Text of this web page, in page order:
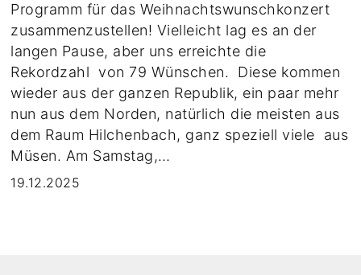
Programm für das Weihnachtswunschkonzert
zusammenzustellen! Vielleicht lag es an der
langen Pause, aber uns erreichte die
Rekordzahl von 79 Wünschen. Diese kommen
wieder aus der ganzen Republik, ein paar mehr
nun aus dem Norden, natürlich die meisten aus
dem Raum Hilchenbach, ganz speziell viele aus
Müsen. Am Samstag,…
19.12.2025